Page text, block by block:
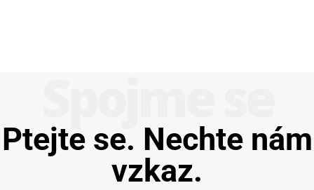
Ptejte se. Nechte nám
vzkaz.